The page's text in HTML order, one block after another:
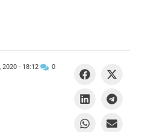
2020 - 18:12 0